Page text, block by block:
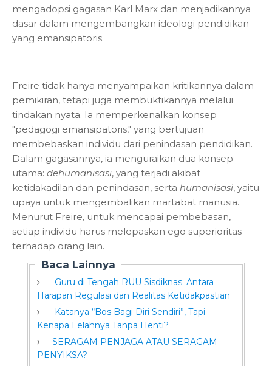
mengadopsi gagasan Karl Marx dan menjadikannya
dasar dalam mengembangkan ideologi pendidikan
yang emansipatoris.
Freire tidak hanya menyampaikan kritikannya dalam
pemikiran, tetapi juga membuktikannya melalui
tindakan nyata. Ia memperkenalkan konsep
"pedagogi emansipatoris," yang bertujuan
membebaskan individu dari penindasan pendidikan.
Dalam gagasannya, ia menguraikan dua konsep
utama: dehumanisasi, yang terjadi akibat
ketidakadilan dan penindasan, serta humanisasi, yaitu
upaya untuk mengembalikan martabat manusia.
Menurut Freire, untuk mencapai pembebasan,
setiap individu harus melepaskan ego superioritas
terhadap orang lain.
Baca Lainnya
Guru di Tengah RUU Sisdiknas: Antara
Harapan Regulasi dan Realitas Ketidakpastian
Katanya “Bos Bagi Diri Sendiri”, Tapi
Kenapa Lelahnya Tanpa Henti?
SERAGAM PENJAGA ATAU SERAGAM
PENYIKSA?